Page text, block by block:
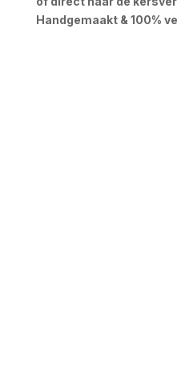
Handgemaakt & 100%